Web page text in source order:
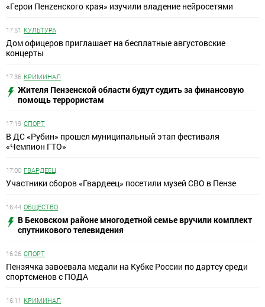
«Герои Пенzенского края» изучили владение нейросетями
17:51 КУЛЬТУРА
Дом офицеров приглашает на бесплатные августовские
концерты
17:36 КРИМИНАЛ
Жителя Пензенской области будут судить за финансовую
помощь террористам
17:19 СПОРТ
В ДС «Рубин» прошел муниципальный этап фестиваля
«Чемпион ГТО»
17:00 ГВАРДЕЕЦ
Участники сборов «Гвардеец» посетили музей СВО в Пензе
16:44 ОБЩЕСТВО
В Бековском районе многодетной семье вручили комплект
спутникового телевидения
16:26 СПОРТ
Пензячка завоевала медали на Кубке России по дартсу среди
спортсменов с ПОДА
16:11 КРИМИНАЛ